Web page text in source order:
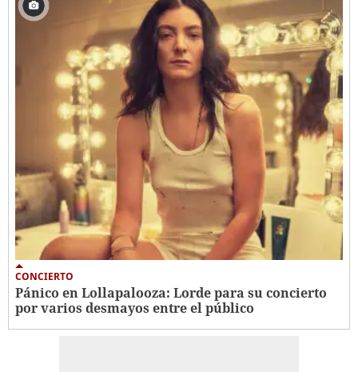
CONCIERTO
Pánico en Lollapalooza: Lorde para su concierto
por varios desmayos entre el público